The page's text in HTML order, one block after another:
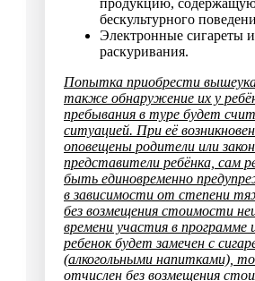
продукцию,
бескультурного
Электронные сигареты
раскуривания.
Попытка приобрести
также обнаружение их у
пребывания в туре будет
ситуацией. При её
оповещены родители или
представители ребёнка, сам
быть единовременно
в зависимости от степени
без возмещения стоимости
времени участия в программе
ребенок будет замечен с
(алкогольными напитками),
отчислен без возмещения